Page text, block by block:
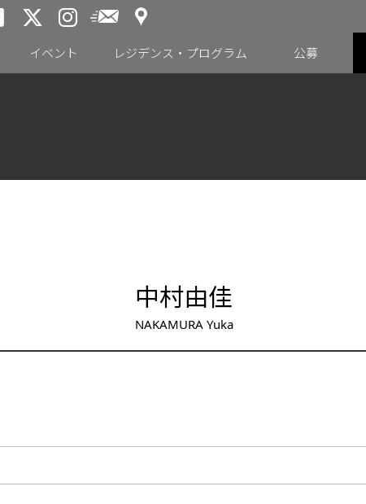
トーキョーアーツアンドス
トーキョーアーツアンドス
トーキョーアーツア
メールニュース
アクセス
イベント レジデンス・プログラム 公募
中村由佳
NAKAMURA Yuka